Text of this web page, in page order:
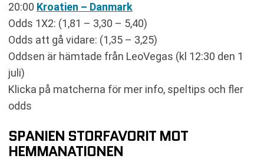
20:00 Kroatien – Danmark
Odds 1X2: (1,81 – 3,30 – 5,40)
Odds att gå vidare: (1,35 – 3,25)
Oddsen är hämtade från LeoVegas (kl 12:30 den 1
juli)
Klicka på matcherna för mer info, speltips och fler
odds
SPANIEN STORFAVORIT MOT
HEMMANATIONEN